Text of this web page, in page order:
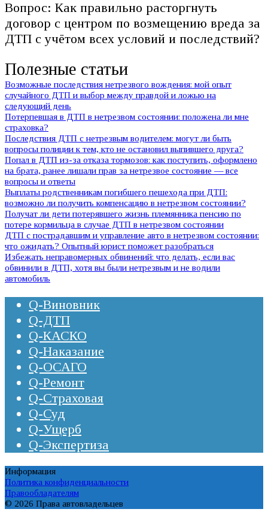
Вопрос: Как правильно расторгнуть
договор с центром по возмещению вреда за
ДТП с учётом всех условий и последствий?
Полезные статьи
Возможные последствия нетрезвого вождения: мой опыт
случайного ДТП и выбор между правдой и ложью на
следующий день
Потерпевшая в ДТП в нетрезвом состоянии: положена ли мне
страховка?
Последствия ДТП с нетрезвым водителем: могут ли быть
вопросы полиции к тем, кто не остановил выпившего друга?
Попал в ДТП из-за отказа тормозов: как поступить, оформлено
на брата, ранее лишали прав за нетрезвое состояние — все
вопросы и ответы
Выплаты родственникам погибшего пешехода при ДТП:
возможно ли получить компенсацию в нетрезвом состоянии?
Получат ли дети потерявшего жизнь племянника пенсию по
потере кормильца в случае ДТП в нетрезвом состоянии
ДТП с пострадавшим и управление авто в нетрезвом состоянии:
что ожидать? Опытный юрист поможет разобраться
Избежать неправомерных обвинений: что делать, если вас
обвинили в ДТП, хотя вы были нетрезвым и не водили
автомобиль
Q-Виновник
Q-ДТП
Q-КАСКО
Q-Наказание
Q-ОСАГО
Q-Ремонт
Q-Страховая
Q-Суд
Q-Ущерб
Q-Экспертиза
Информация
Политика конфиденциальности
Правообладателям
© 2026 Права автовладельцев